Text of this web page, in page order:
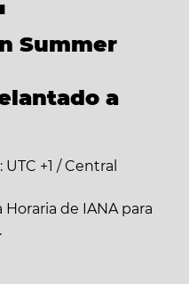
Summer
a
+1 / Central
de IANA para